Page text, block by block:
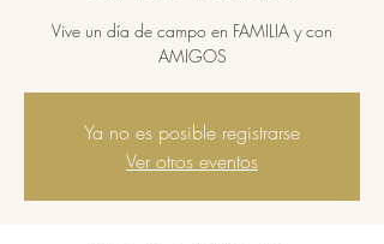
Vive un día de campo en FAMILIA y con
AMIGOS
Ya no es posible registrarse
Ver otros eventos